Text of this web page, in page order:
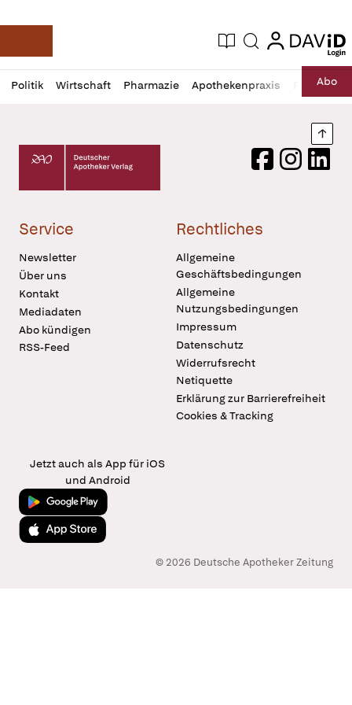
Deutsche Apotheker Zeitung
Aktuelle Ausgabe
Suche login
login
Politik Wirtschaft Pharmazie Apothekenpraxis RechtAbo
Profil
öffnen
Daz
Pur
Deutscher Apotheker Verlag Logo
FacebookInstagram
Service
Newsletter
Über uns
Kontakt
Mediadaten
Abo kündigen
RSS-Feed
Rechtliches
Allgemeine
Geschäftsbedingungen
Allgemeine
Nutzungsbedingungen
Impressum
Datenschutz
Widerrufsrecht
Netiquette
Erklärung zur Barrierefreiheit
Cookies & Tracking
Jetzt auch als App für iOS
und Android
Jetzt bei Google Play
Laden im App Store
© 2026 Deutsche Apotheker Zeitung